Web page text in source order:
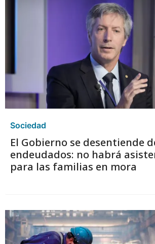
Sociedad
El Gobierno se desentiende
endeudados: no habrá
para las familias en mora